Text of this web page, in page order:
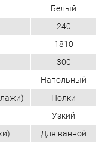
Белый
240
1810
300
Напольный
Полки
Узкий
Для ванной